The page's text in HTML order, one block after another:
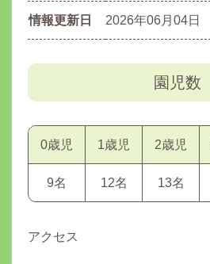
情報更新日 2026年06月04日
園児数
0歳児 1歳児 2歳児
9名 12名 13名
アクセス